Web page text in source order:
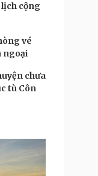
cộng
vé
ngoại
chưa
tù Côn